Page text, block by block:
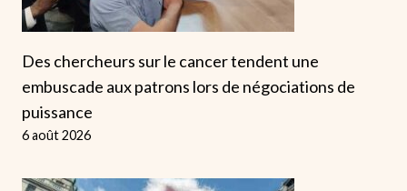
Des chercheurs sur le cancer tendent une
embuscade aux patrons lors de négociations de
puissance
6 août 2026